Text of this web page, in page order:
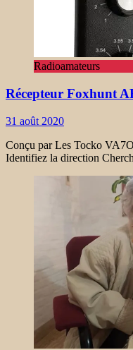
Radioamateurs
Récepteur Foxhunt
31 août 2020
Conçu par Les Tocko
Identifiez la direction